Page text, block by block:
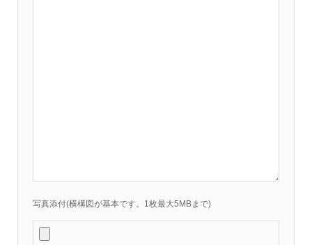
写真添付(横構図が基本です。1枚最大5MBまで)